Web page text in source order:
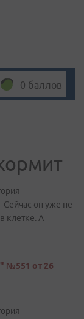
0 баллов
Сейчас он уже не
клетке. А
№551 от 26